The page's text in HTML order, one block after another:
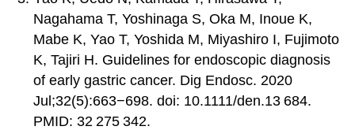
Nagahama T, Yoshinaga S, Oka M, Inoue K,
Mabe K, Yao T, Yoshida M, Miyashiro I, Fujimoto
K, Tajiri H. Guidelines for endoscopic diagnosis
of early gastric cancer. Dig Endosc. 2020
Jul;32(5):663−698. doi: 10.1111/den.13 684.
PMID: 32 275 342.